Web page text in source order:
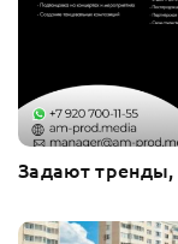
Задают